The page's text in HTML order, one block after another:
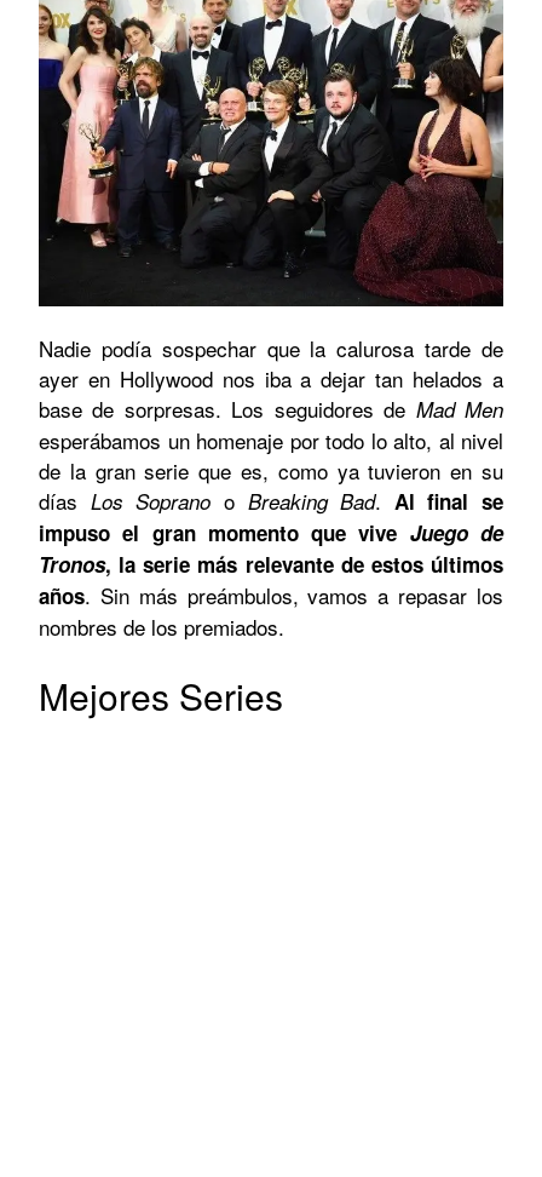
Nadie podía sospechar que la calurosa tarde de
ayer en Hollywood nos iba a dejar tan helados a
base de sorpresas. Los seguidores de Mad Men
esperábamos un homenaje por todo lo alto, al nivel
de la gran serie que es, como ya tuvieron en su
días Los Soprano o Breaking Bad. Al final se
impuso el gran momento que vive Juego de
Tronos, la serie más relevante de estos últimos
años. Sin más preámbulos, vamos a repasar los
nombres de los premiados.
Mejores Series